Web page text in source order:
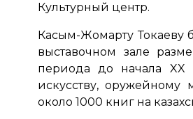
Культурный центр.
Касым-Жомарту Токаеву
выставочном зале
периода до начала XX
искусству, оружейному
около 1000 книг на